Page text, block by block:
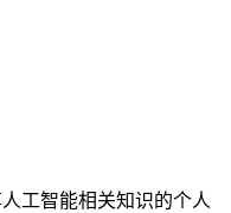
工智能相关知识的个人